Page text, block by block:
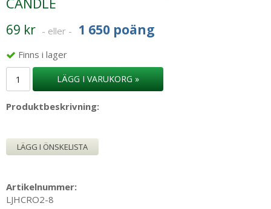
69 kr - eller - 1 650 poäng
Finns i lager
LÄGG I VARUKORG »
Produktbeskrivning:
LÄGG I ÖNSKELISTA
Artikelnummer:
LJHCRO2-8